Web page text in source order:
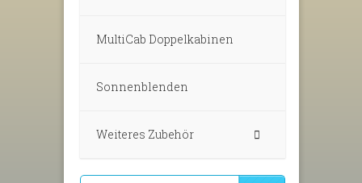
MultiCab Doppelkabinen
Sonnenblenden
Weiteres Zubehör